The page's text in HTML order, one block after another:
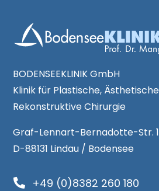
BODENSEEKLINIK GmbH
Klinik für Plastische,
Rekonstruktive Chirurgie
Graf-Lennart-Bernadotte-Str. 1
D-88131 Lindau / Bodensee
 +49 (0)8382 260 180